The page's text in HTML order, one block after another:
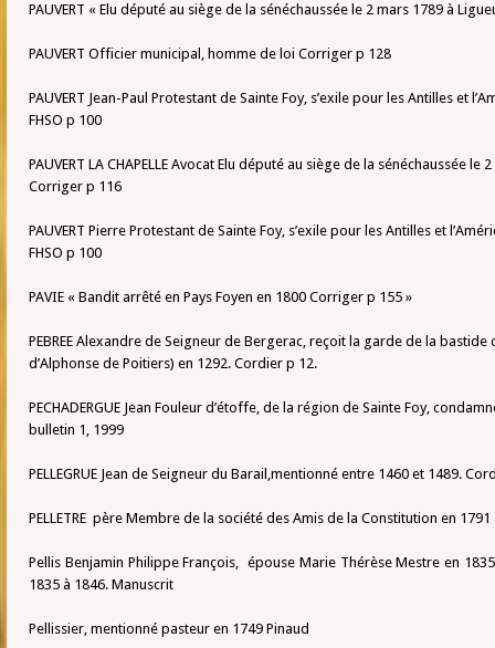
PAUVERT « Elu député au siège de la sénéchaussée le 2 mars 1789 à
PAUVERT Officier municipal, homme de loi Corriger p 128
PAUVERT Jean-Paul Protestant de Sainte Foy, s’exile pour les Antilles et
FHSO p 100
PAUVERT LA CHAPELLE Avocat Elu député au siège de la sénéchaussée le
Corriger p 116
PAUVERT Pierre Protestant de Sainte Foy, s’exile pour les Antilles et
FHSO p 100
PAVIE « Bandit arrêté en Pays Foyen en 1800 Corriger p 155 »
PEBREE Alexandre de Seigneur de Bergerac, reçoit la garde de la bastide
d’Alphonse de Poitiers) en 1292. Cordier p 12.
PECHADERGUE Jean Fouleur d’étoffe, de la région de Sainte Foy,
bulletin 1, 1999
PELLEGRUE Jean de Seigneur du Barail,mentionné entre 1460 et 1489.
PELLETRE père Membre de la société des Amis de la Constitution en
Pellis Benjamin Philippe François, épouse Marie Thérèse Mestre en
1835 à 1846. Manuscrit
Pellissier, mentionné pasteur en 1749 Pinaud